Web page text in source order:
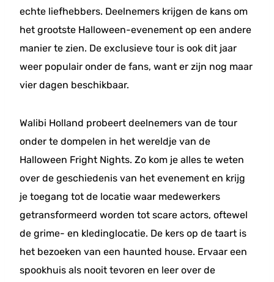
echte liefhebbers. Deelnemers krijgen de kans om
het grootste Halloween-evenement op een andere
manier te zien. De exclusieve tour is ook dit jaar
weer populair onder de fans, want er zijn nog maar
vier dagen beschikbaar.
Walibi Holland probeert deelnemers van de tour
onder te dompelen in het wereldje van de
Halloween Fright Nights. Zo kom je alles te weten
over de geschiedenis van het evenement en krijg
je toegang tot de locatie waar medewerkers
getransformeerd worden tot scare actors, oftewel
de grime- en kledinglocatie. De kers op de taart is
het bezoeken van een haunted house. Ervaar een
spookhuis als nooit tevoren en leer over de